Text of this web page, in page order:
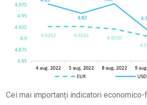
Cei mai importanți indicatori economico-